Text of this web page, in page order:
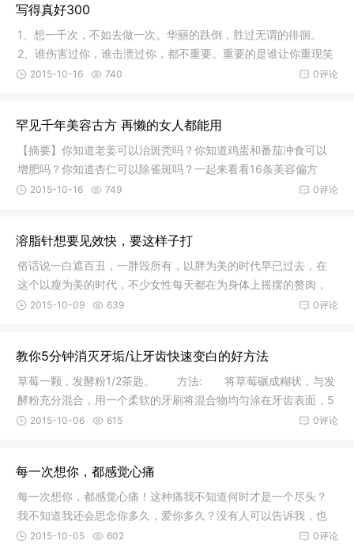
写得真好300
1、想一千次，不如去做一次。华丽的跌倒，胜过无谓的徘徊。
2、谁伤害过你，谁击溃过你，都不重要。重要的是谁让你重现笑
容。 3、用时间和心看人，而不是用眼睛。4、不要总在过去的回
0评论
2015-10-16 740
罕见千年美容古方 再懒的女人都能用
【摘要】你知道老姜可以治斑秃吗？你知道鸡蛋和番茄冲食可以
增肥吗？你知道杏仁可以除雀斑吗？一起来看看16条美容偏方
吧！ 【正文】美容就要有方，很多人为了美都是盲目追随0评论
2015-10-16 749
溶脂针想要见效快，要这样子打
俗话说一白遮百丑，一胖毁所有，以胖为美的时代早已过去，在
这个以瘦为美的时代，不少女性每天都在为身体上摇摆的赘肉，
麒麟臂、水桶腰、小腹婆、大象腿而烦恼，那么如何才能有效快
0评论
2015-10-09 639
教你5分钟消灭牙垢/让牙齿快速变白的好方法
草莓一颗，发酵粉1/2茶匙。 方法: 将草莓碾成糊状，与发
酵粉充分混合，用一个柔软的牙刷将混合物均匀涂在牙齿表面，5
分钟后用牙膏将混合物刷掉，然后漱口。 体验心得；说起这
0评论
2015-10-06 615
每一次想你，都感觉心痛
每一次想你，都感觉心痛！这种痛我不知道何时才是一个尽头？
我不知道我还会思念你多久，爱你多久？没有人可以告诉我，也
没有人可以决定自己！ 我任性，是我在放纵我自己，...每一次想
0评论
2015-10-05 602